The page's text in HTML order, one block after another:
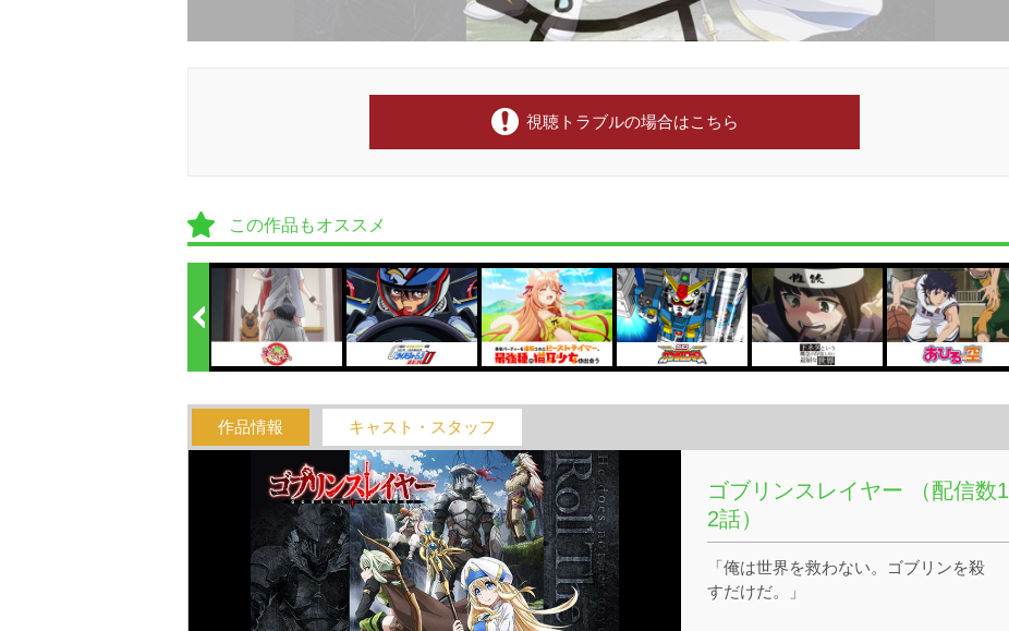
視聴トラブルの場合はこちら
この作品もオススメ
作品情報 キャスト・スタッフ
ゴブリンスレイヤー （配信数1
2話）
「俺は世界を救わない。ゴブリンを殺
すだけだ。」